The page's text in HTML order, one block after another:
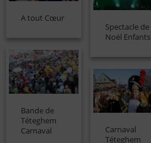
A tout Cœur
Spectacle de
Noël Enfants
Bande de
Téteghem
Carnaval
Carnaval
Téteghem